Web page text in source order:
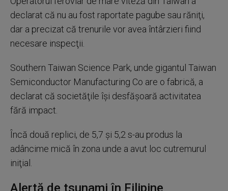
declarat că nu au fost raportate pagube sau răniţi,
dar a precizat că trenurile vor avea întârzieri fiind
necesare inspecţii.
Southern Taiwan Science Park, unde gigantul Taiwan
Semiconductor Manufacturing Co are o fabrică, a
declarat că societăţile îşi desfăşoară activitatea
fără impact.
Încă două replici, de 5,7 şi 5,2 s-au produs la
adâncime mică în zona unde a avut loc cutremurul
iniţial.
Alertă de tsunami în Filipine